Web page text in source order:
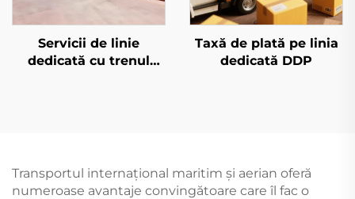
Servicii de linie
dedicată cu trenul
Taxă de plată pe linia
dedicată DDP
Transportul internațional maritim și aerian oferă
numeroase avantaje convingătoare care îl fac o